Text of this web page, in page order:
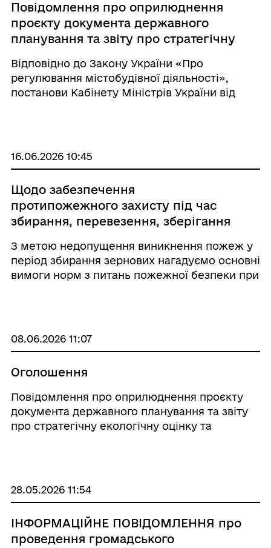
Повідомлення про оприлюднення
проєкту документа державного
планування та звіту про стратегічну
повідомлення про початок
процедури розгляду та врахування
пропозицій громадськості у проекті
Відповідно до Закону України «Про
регулювання містобудівної діяльності»,
постанови Кабінету Міністрів України від
ча ...
16.06.2026 10:45
Щодо забезпечення
протипожежного захисту під час
збирання, перевезення, зберігання
З метою недопущення виникнення пожеж у
період збирання зернових нагадуємо основні
вимоги норм з питань пожежної безпеки при
...
08.06.2026 11:07
Оголошення
Повідомлення про оприлюднення проєкту
документа державного планування та звіту
про стратегічну екологічну оцінку та
містобудівної документації ...
28.05.2026 11:54
ІНФОРМАЦІЙНЕ ПОВІДОМЛЕННЯ про
проведення громадського